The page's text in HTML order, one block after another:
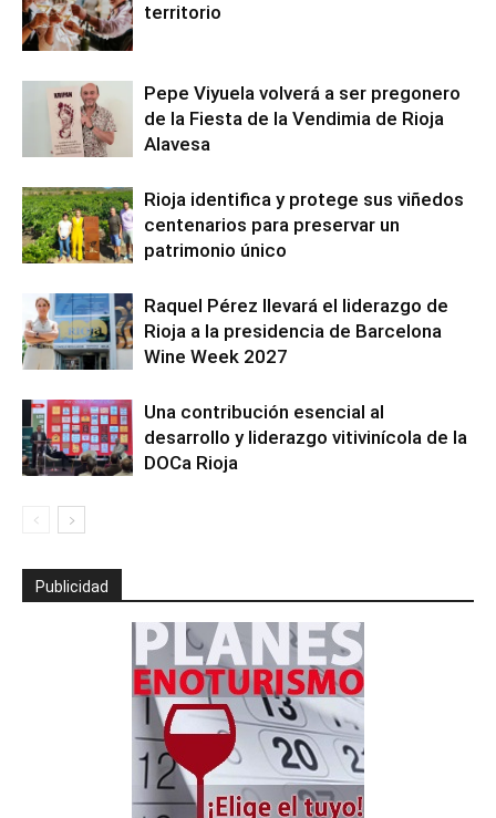
territorio
Pepe Viyuela volverá a ser pregonero
de la Fiesta de la Vendimia de Rioja
Alavesa
Rioja identifica y protege sus viñedos
centenarios para preservar un
patrimonio único
Raquel Pérez llevará el liderazgo de
Rioja a la presidencia de Barcelona
Wine Week 2027
Una contribución esencial al
desarrollo y liderazgo vitivinícola de la
DOCa Rioja
Publicidad